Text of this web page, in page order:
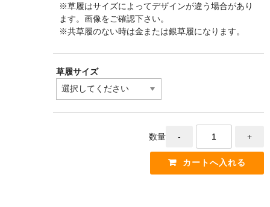
※草履はサイズによってデザインが違う場合があり
ます。画像をご確認下さい。
※共草履のない時は金または銀草履になります。
草履サイズ
数量